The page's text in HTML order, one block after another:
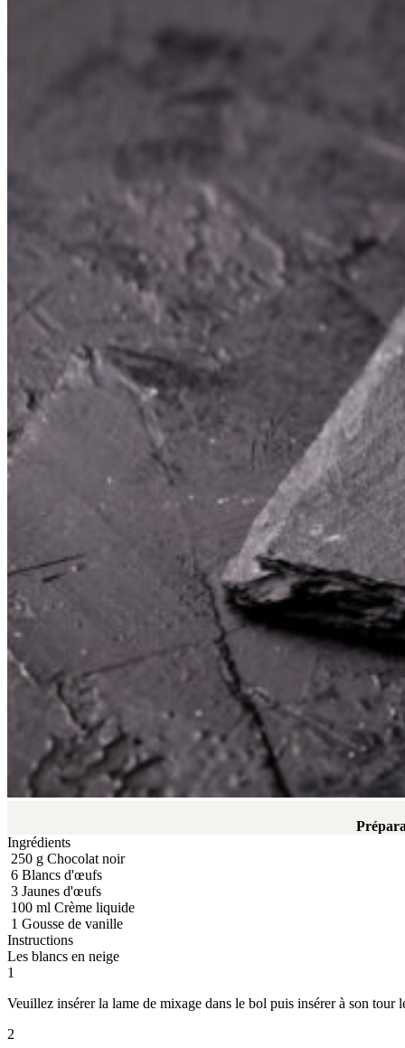
Ingrédients
250 g Chocolat noir
6 Blancs d'œufs
3 Jaunes d'œufs
100 ml Crème liquide
1 Gousse de vanille
Instructions
Les blancs en neige
1
Veuillez insérer la lame de mixage dans le bol puis insérer à son tour
2